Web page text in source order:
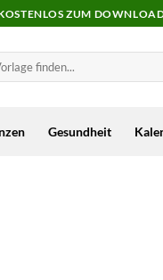
ZUM
Gesundheit